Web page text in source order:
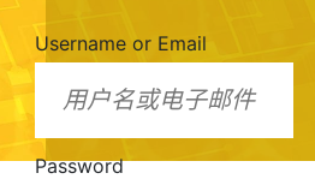
Username or Email
Password